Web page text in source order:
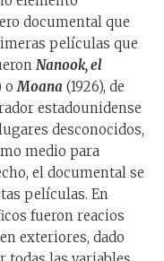
documental que
películas que
Nanook, el
o Moana (1926), de
estadounidense
desconocidos,
medio para
el documental se
películas. En
fueron reacios
exteriores, dado